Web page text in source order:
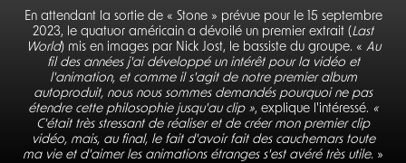
En attendant la sortie de « Stone » prévue pour le 15 septembre
2023, le quatuor américain a dévoilé un premier extrait (Last
World) mis en images par Nick Jost, le bassiste du groupe. « Au
fil des années j'ai développé un intérêt pour la vidéo et
l'animation, et comme il s'agit de notre premier album
autoproduit, nous nous sommes demandés pourquoi ne pas
étendre cette philosophie jusqu'au clip », explique l'intéressé. «
C'était très stressant de réaliser et de créer mon premier clip
vidéo, mais, au final, le fait d'avoir fait des cauchemars toute
ma vie et d'aimer les animations étranges s'est avéré très utile. »